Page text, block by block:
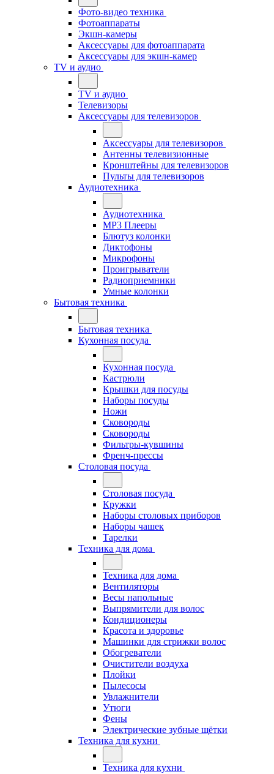
Фото-видео техника
Фотоаппараты
Экшн-камеры
Аксессуары для фотоаппарата
Аксессуары для экшн-камер
TV и аудио
TV и аудио
Телевизоры
Аксессуары для телевизоров
Аксессуары для телевизоров
Антенны телевизионные
Кронштейны для телевизоров
Пульты для телевизоров
Аудиотехника
Аудиотехника
MP3 Плееры
Блютуз колонки
Диктофоны
Микрофоны
Проигрыватели
Радиоприемники
Умные колонки
Бытовая техника
Бытовая техника
Кухонная посуда
Кухонная посуда
Кастрюли
Крышки для посуды
Наборы посуды
Ножи
Сковороды
Сковороды
Фильтры-кувшины
Френч-прессы
Столовая посуда
Столовая посуда
Кружки
Наборы столовых приборов
Наборы чашек
Тарелки
Техника для дома
Техника для дома
Вентиляторы
Весы напольные
Выпрямители для волос
Кондиционеры
Красота и здоровье
Машинки для стрижки волос
Обогреватели
Очистители воздуха
Плойки
Пылесосы
Увлажнители
Утюги
Фены
Электрические зубные щётки
Техника для кухни
Техника для кухни